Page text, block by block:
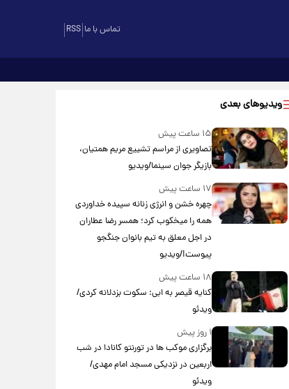
RSS تماس با ما
ویدیوهای بعدی
۱۵ ساعت پیش
تصاویری از مراسم تشییع مریم همتیان،
بازیگر جوان سینما/ویدیو
۱۷ ساعت پیش
چهره خشن و انرژی زنانه سپیده خداوردی
همه را میخکوب کرد؛ همسر رضا عطاران
در اجل معلق به تیم بانوان جنگجو
پیوست!/ویدیو
۱۸ ساعت پیش
کنایه قیصر به ابی: سکوت بزدلانه کردی/
ویدئو
۱ روز پیش
برگزاری موکب ها در تورنتو کانادا در شب
اربعین در نزدیکی مسجد امام مهدی/
ویدئو